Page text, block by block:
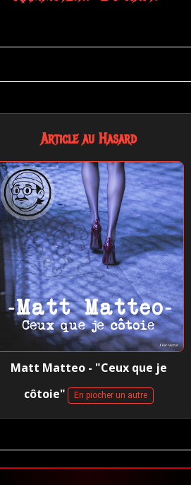
Article au Hasard
Matt Matteo - "Ceux que je
côtoie"
En piocher un autre